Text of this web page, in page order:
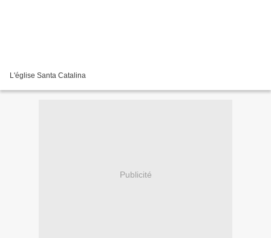
L'église Santa Catalina
Publicité